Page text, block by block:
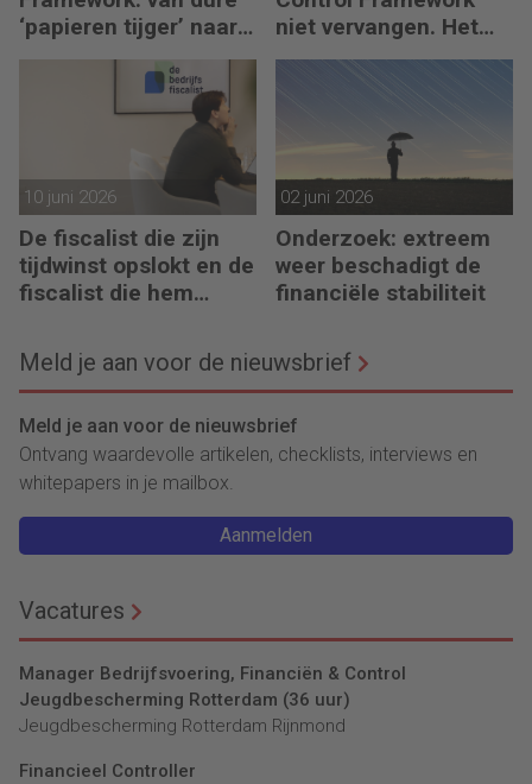
‘papieren tijger’ naar
digitaal stuurmiddel
niet vervangen. Het
maakt de fiscalist die
kan doorvragen alleen
10 juni 2026
De fiscalist die zijn
tijdwinst opslokt en de
fiscalist die hem
02 juni 2026
Onderzoek: extreem
weer beschadigt de
financiële stabiliteit
Meld je aan voor de nieuwsbrief
Meld je aan voor de nieuwsbrief
Ontvang waardevolle artikelen, checklists, interviews en
whitepapers in je mailbox.
Aanmelden
Vacatures
Manager Bedrijfsvoering, Financiën & Control
Jeugdbescherming Rotterdam (36 uur)
Jeugdbescherming Rotterdam Rijnmond
Financieel Controller